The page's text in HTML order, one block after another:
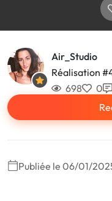
Air_Studio
Réalisation
698
0
Publiée le 06/01/